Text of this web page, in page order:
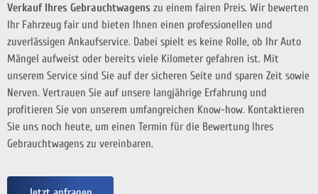
Verkauf Ihres Gebrauchtwagens zu einem fairen Preis. Wir bewerten
Ihr Fahrzeug fair und bieten Ihnen einen professionellen und
zuverlässigen Ankaufservice. Dabei spielt es keine Rolle, ob Ihr Auto
Mängel aufweist oder bereits viele Kilometer gefahren ist. Mit
unserem Service sind Sie auf der sicheren Seite und sparen Zeit sowie
Nerven. Vertrauen Sie auf unsere langjährige Erfahrung und
profitieren Sie von unserem umfangreichen Know-how. Kontaktieren
Sie uns noch heute, um einen Termin für die Bewertung Ihres
Gebrauchtwagens zu vereinbaren.